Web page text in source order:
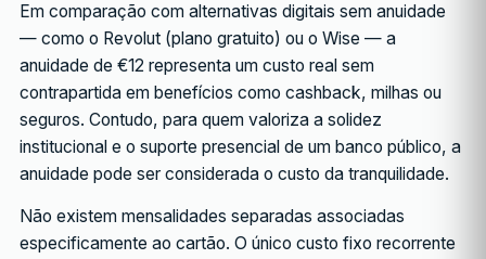
Em comparação com alternativas digitais sem anuidade
— como o Revolut (plano gratuito) ou o Wise — a
anuidade de €12 representa um custo real sem
contrapartida em benefícios como cashback, milhas ou
seguros. Contudo, para quem valoriza a solidez
institucional e o suporte presencial de um banco público, a
anuidade pode ser considerada o custo da tranquilidade.
Não existem mensalidades separadas associadas
especificamente ao cartão. O único custo fixo recorrente